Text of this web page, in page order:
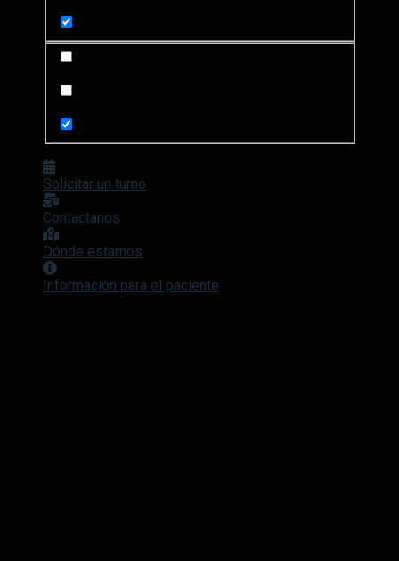
Solicitar un turno
Contactanos
Dónde estamos
Información para el paciente